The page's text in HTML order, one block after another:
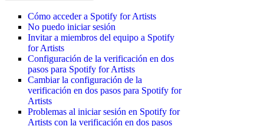
Cómo acceder a Spotify for Artists
No puedo iniciar sesión
Invitar a miembros del equipo a Spotify
for Artists
Configuración de la verificación en dos
pasos para Spotify for Artists
Cambiar la configuración de la
verificación en dos pasos para Spotify for
Artists
Problemas al iniciar sesión en Spotify for
Artists con la verificación en dos pasos